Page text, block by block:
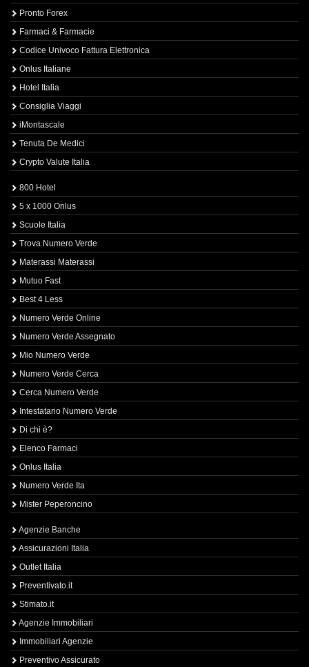
Pronto Forex
Farmaci & Farmacie
Codice Univoco Fattura Elettronica
Onlus Italiane
Hotel Italia
Consiglia Viaggi
iMontascale
Tenuta De Medici
Crypto Valute Italia
800 Hotel
5 x 1000 Onlus
Scuole Italia
Trova Numero Verde
Materassi Materassi
Mutuo Fast
Best 4 Less
Numero Verde Online
Numero Verde Assegnato
Mio Numero Verde
Numero Verde Cerca
Cerca Numero Verde
Intestatario Numero Verde
Di chi è?
Elenco Farmaci
Onlus Italia
Numero Verde Ita
Mister Peperoncino
Agenzie Banche
Assicurazioni Italia
Outlet Italia
Preventivato.it
Stimato.it
Agenzie Immobiliari
Immobiliari Agenzie
Preventivo Assicurato